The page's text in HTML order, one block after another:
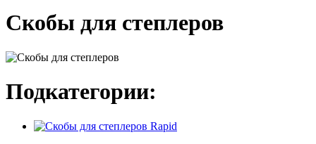
Скобы для степлеров
Подкатегории: